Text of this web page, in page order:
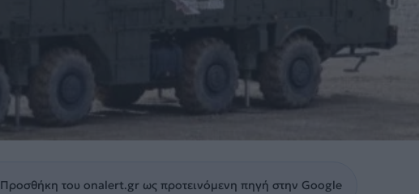
Προσθήκη του onalert.gr ως προτεινόμενη πηγή στην Google